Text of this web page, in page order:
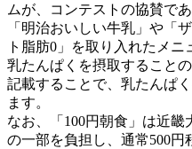
ムが、コンテストの協賛で
「明治おいしい牛乳」や
ト脂肪0」を取り入れたメニ
乳たんぱくを摂取すること
記載することで、乳たんぱ
ます。
なお、「100円朝食」は近畿
の一部を負担し、通常500円